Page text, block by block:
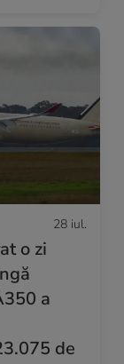
28 iul.
o zi
a
de